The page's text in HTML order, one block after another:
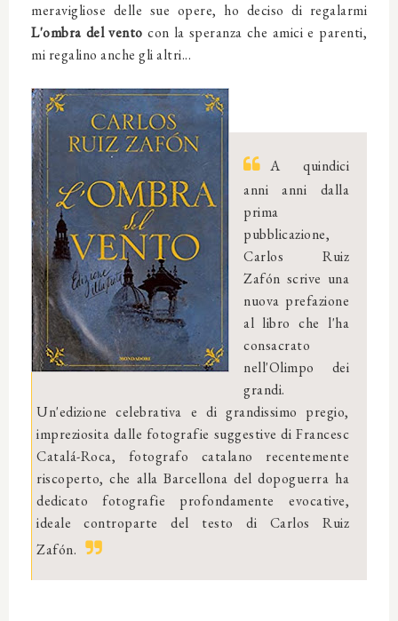
meravigliose delle sue opere, ho deciso di regalarmi
L'ombra del vento con la speranza che amici e parenti,
mi regalino anche gli altri...
A quindici
anni anni dalla
prima
pubblicazione,
Carlos Ruiz
Zafón scrive una
nuova prefazione
al libro che l'ha
consacrato
nell'Olimpo dei
grandi.
Un'edizione celebrativa e di grandissimo pregio,
impreziosita dalle fotografie suggestive di Francesc
Catalá-Roca, fotografo catalano recentemente
riscoperto, che alla Barcellona del dopoguerra ha
dedicato fotografie profondamente evocative,
ideale controparte del testo di Carlos Ruiz
Zafón.